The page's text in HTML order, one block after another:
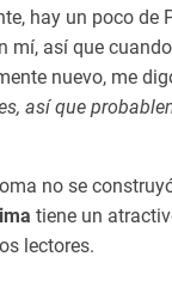
hay un poco de
mí, así que
nuevo, me
así que
no se
tiene un
lectores.